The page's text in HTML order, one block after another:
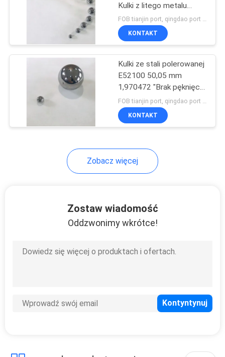
Kulki z litego metalu
1,966142 cala
FOB tianjin port, qingdao port MOQ:1500 szt
KONTAKT
Kulki ze stali polerowanej
E52100 50,05 mm
1,970472 "Brak pęknięcia
HRc 60
FOB tianjin port, qingdao port MOQ:1500 szt
KONTAKT
Zobacz więcej
Zostaw wiadomość
Oddzwonimy wkrótce!